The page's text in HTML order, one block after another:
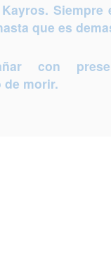
Siempre
que es
con
de morir.